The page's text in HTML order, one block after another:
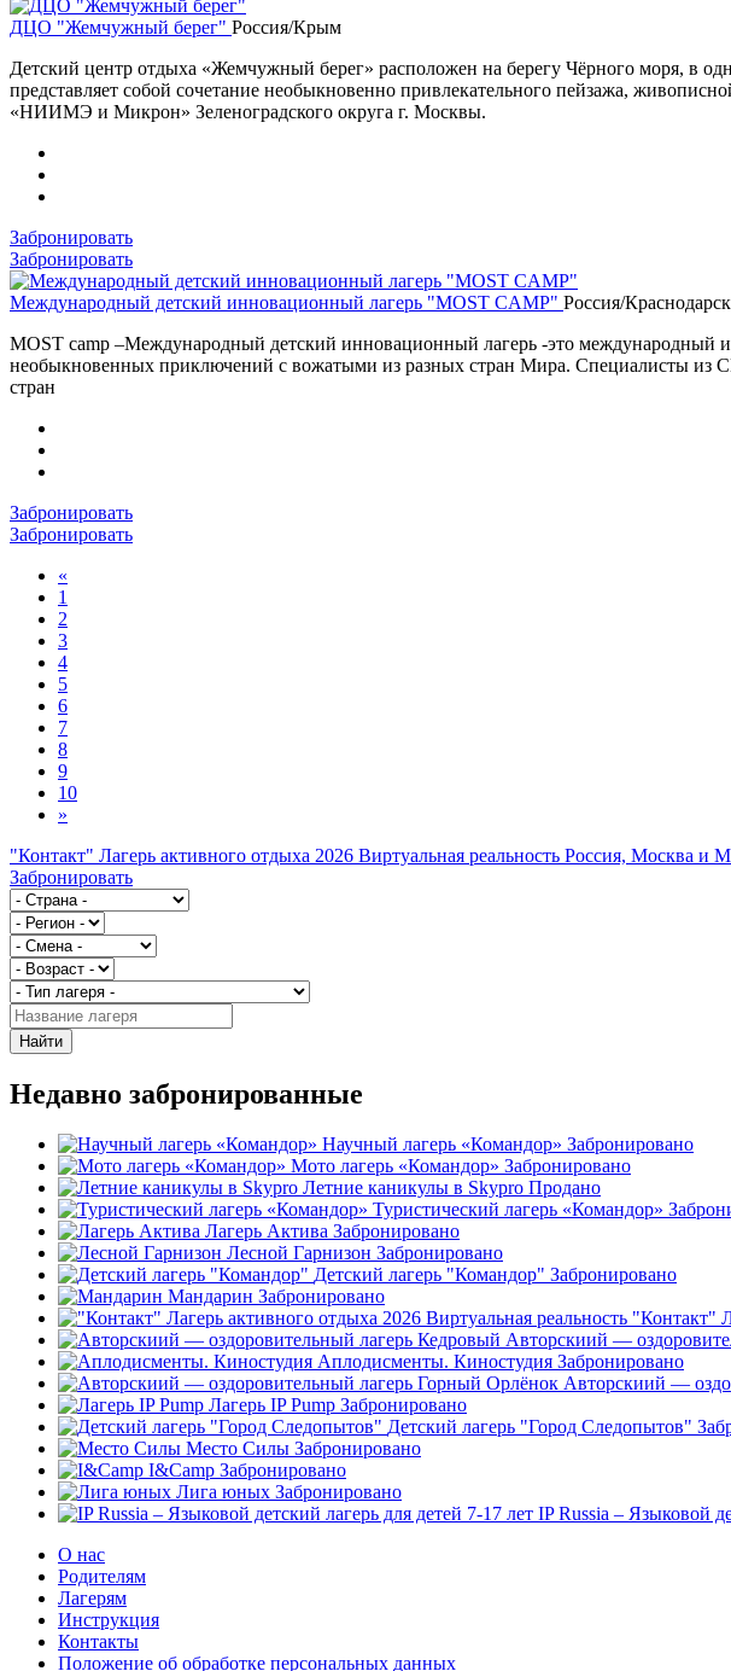
ДЦО "Жемчужный берег" Россия/Крым
Детский центр отдыха «Жемчужный берег» расположен на берегу Чёрного моря, в
представляет собой сочетание необыкновенно привлекательного пейзажа,
«НИИМЭ и Микрон» Зеленоградского округа г. Москвы.
Забронировать
Забронировать
Международный детский инновационный лагерь "MOST CAMP" Россия/
MOST camp –Международный детский инновационный лагерь -это международный
необыкновенных приключений с вожатыми из разных стран Мира. Специалисты
стран
Забронировать
Забронировать
«
1
2
3
4
5
6
7
8
9
10
»
"Контакт" Лагерь активного отдыха 2026 Виртуальная реальность Россия, Москва и
Забронировать
Найти
Недавно забронированные
Научный лагерь «Командор» Забронировано
Мото лагерь «Командор» Забронировано
Летние каникулы в Skypro Продано
Туристический лагерь «Командор»
Лагерь Актива Забронировано
Лесной Гарнизон Забронировано
Детский лагерь "Командор" Забронировано
Мандарин Забронировано
"Контакт"
Авторскиий —
Аплодисменты. Киностудия Забронировано
Авторскиий —
Лагерь IP Pump Забронировано
Детский лагерь "Город Следопытов"
Место Силы Забронировано
I&Camp Забронировано
Лига юных Забронировано
IP Russia – Языковой
О нас
Родителям
Лагерям
Инструкция
Контакты
Положение об обработке персональных данных